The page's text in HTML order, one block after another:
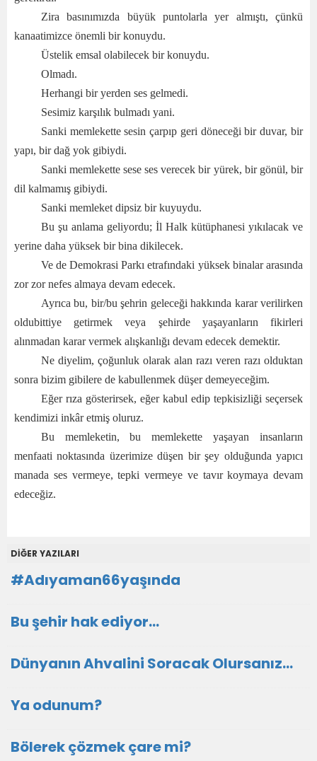
Zira basınımızda büyük puntolarla yer almıştı, çünkü
kanaatimizce önemli bir konuydu.
Üstelik emsal olabilecek bir konuydu.
Olmadı.
Herhangi bir yerden ses gelmedi.
Sesimiz karşılık bulmadı yani.
Sanki memlekette sesin çarpıp geri döneceği bir duvar, bir
yapı, bir dağ yok gibiydi.
Sanki memlekette sese ses verecek bir yürek, bir gönül, bir
dil kalmamış gibiydi.
Sanki memleket dipsiz bir kuyuydu.
Bu şu anlama geliyordu; İl Halk kütüphanesi yıkılacak ve
yerine daha yüksek bir bina dikilecek.
Ve de Demokrasi Parkı etrafındaki yüksek binalar arasında
zor zor nefes almaya devam edecek.
Ayrıca bu, bir/bu şehrin geleceği hakkında karar verilirken
oldubittiye getirmek veya şehirde yaşayanların fikirleri
alınmadan karar vermek alışkanlığı devam edecek demektir.
Ne diyelim, çoğunluk olarak alan razı veren razı olduktan
sonra bizim gibilere de kabullenmek düşer demeyeceğim.
Eğer rıza gösterirsek, eğer kabul edip tepkisizliği seçersek
kendimizi inkâr etmiş oluruz.
Bu memleketin, bu memlekette yaşayan insanların
menfaati noktasında üzerimize düşen bir şey olduğunda yapıcı
manada ses vermeye, tepki vermeye ve tavır koymaya devam
edeceğiz.
DİĞER YAZILARI
#Adıyaman66yaşında
Bu şehir hak ediyor…
Dünyanın Ahvalini Soracak Olursanız…
Ya odunum?
Bölerek çözmek çare mi?